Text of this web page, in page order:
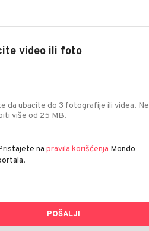
video ili foto
da ubacite do 3 fotografije ili videa. Ne
više od 25 MB.
na pravila korišćenja Mondo
POŠALJI